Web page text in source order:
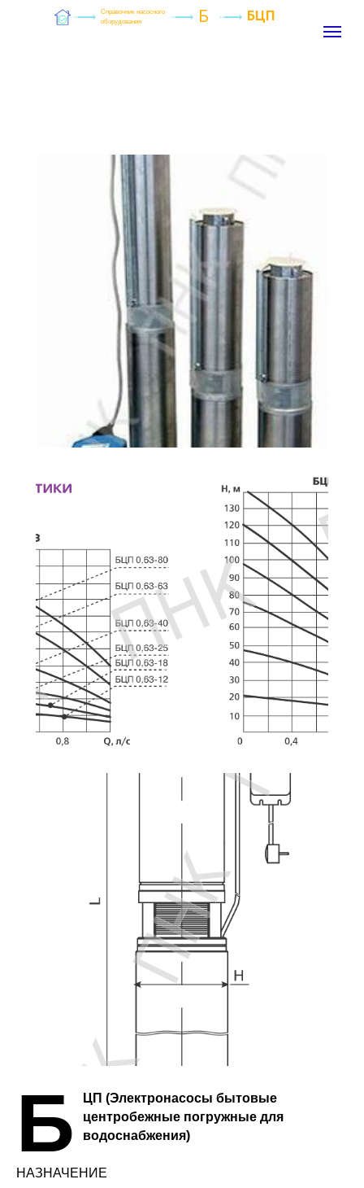
Справочник насосного
оборудования
Б БЦП
Б
ЦП (Электронасосы бытовые
центробежные погружные для
водоснабжения)
НАЗНАЧЕНИЕ